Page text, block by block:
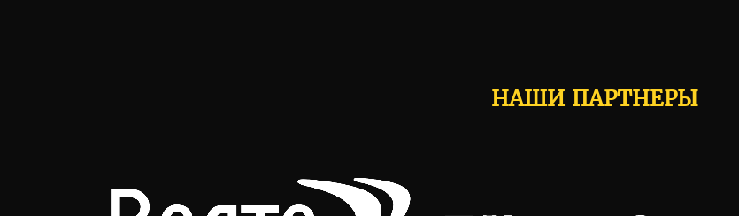
НАШИ ПАРТНЕРЫ